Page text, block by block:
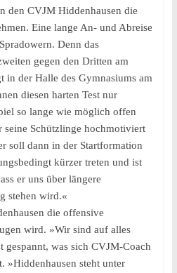
den CVJM Hiddenhausen die
Eine lange An- und Abreise
Denn das
gegen den Dritten am
in der Halle des Gymnasiums am
diesen harten Test nur
so lange wie möglich offen
seine Schützlinge hochmotiviert
soll dann in der Startformation
kürzer treten und ist
er uns über längere
stehen wird.«
die offensive
wird. »Wir sind auf alles
gespannt, was sich CVJM-Coach
»Hiddenhausen steht unter